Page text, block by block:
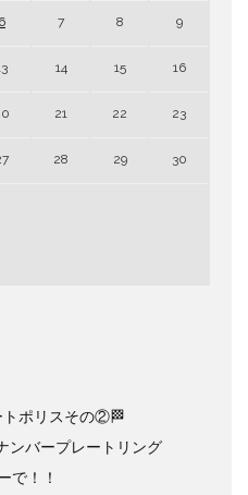
6 7 8 9
14 15 16
21 22 23
28 29 30
トポリスその②🏁
ンバープレートリング
で！！